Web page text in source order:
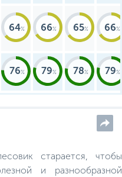
64 66 65 66
76 79 78 79
старается, чтобы
и разнообразной